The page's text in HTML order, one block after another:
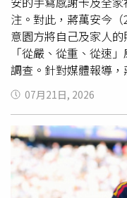
注。對此，蔣萬安今
意園方將自己及家人
「從嚴、從重、從速
調查。針對媒體報導
說明，從未授權幼兒
傳，對於業者相關作
通報後，已第一時間
重新檢視監視器影像
認違法，均會依法採
行政調查外，也同步
置轉介等協助，並已
07月21日, 2026